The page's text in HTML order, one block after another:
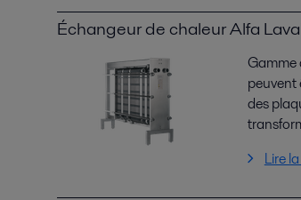
Échangeur de chaleur Alfa
Gamme
peuvent
des
Lire